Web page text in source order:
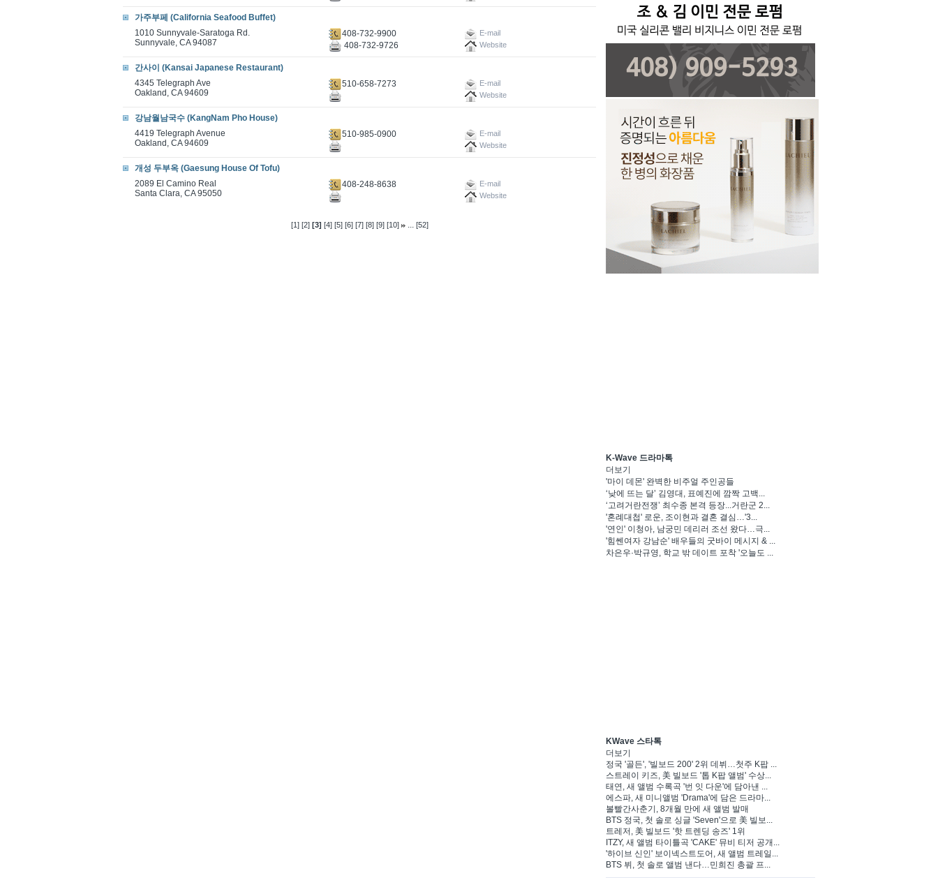
가주부페 (California Seafood Buffet)
1010 Sunnyvale-Saratoga Rd.
Sunnyvale, CA 94087
408-732-9900 E-mail
408-732-9726 Website
간사이 (Kansai Japanese Restaurant)
4345 Telegraph Ave
Oakland, CA 94609
510-658-7273
E-mail
Website
강남월남국수 (KangNam Pho House)
4419 Telegraph Avenue
Oakland, CA 94609
510-985-0900
E-mail
Website
개성 두부옥 (Gaesung House Of Tofu)
2089 El Camino Real
Santa Clara, CA 95050
408-248-8638
E-mail
Website
[1] [2] [3] [4] [5] [6] [7] [8] [9] [10] ... [52]
K-Wave 드라마톡
더보기
'마이 데몬' 완벽한 비주얼 주인공들
‘낮에 뜨는 달’ 김영대, 표예진에 깜짝 고백...
‘고려거란전쟁’ 최수종 본격 등장...거란군 2...
'혼례대첩' 로운, 조이현과 결혼 결심…'3...
'연인' 이청아, 남궁민 데리러 조선 왔다…극...
'힘쎈여자 강남순' 배우들의 굿바이 메시지 & ...
차은우·박규영, 학교 밖 데이트 포착 '오늘도 ...
KWave 스타톡
더보기
정국 '골든', '빌보드 200' 2위 데뷔…첫주 K팝 ...
스트레이 키즈, 美 빌보드 '톱 K팝 앨범' 수상...
태연, 새 앨범 수록곡 '번 잇 다운'에 담아낸 ...
에스파, 새 미니앨범 'Drama'에 담은 드라마...
볼빨간사춘기, 8개월 만에 새 앨범 발매
BTS 정국, 첫 솔로 싱글 'Seven'으로 美 빌보...
트레저, 美 빌보드 '핫 트렌딩 송즈' 1위
ITZY, 새 앨범 타이틀곡 'CAKE' 뮤비 티저 공개...
'하이브 신인' 보이넥스트도어, 새 앨범 트레일...
BTS 뷔, 첫 솔로 앨범 낸다…민희진 총괄 프...